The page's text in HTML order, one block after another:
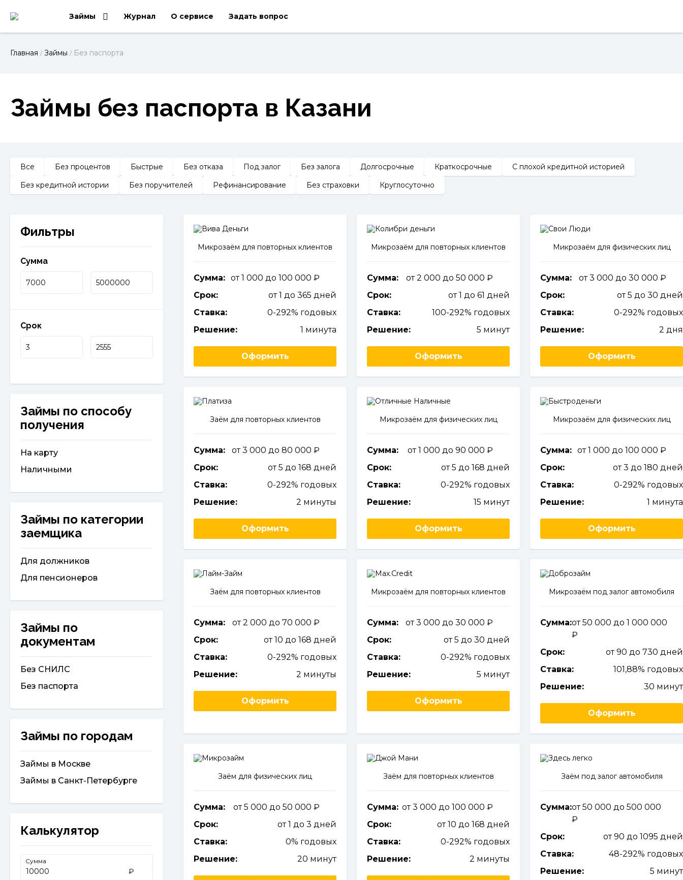
Займы Журнал О сервисе Задать вопрос
Главная / Займы / Без паспорта
Займы без паспорта в Казани
Все Без процентов Быстрые Без отказа Под залог Без залога Долгосрочные Краткосрочные
С плохой кредитной историей
Без кредитной истории
Без поручителей Рефинансирование Без страховки Круглосуточно
Фильтры
Сумма
Срок
Займы по способу
получения
На карту
Наличными
Займы по категории
заемщика
Для должников
Для пенсионеров
Займы по
документам
Без СНИЛС
Без паспорта
Займы по городам
Займы в Москве
Займы в Санкт-Петербурге
Калькулятор
Сумма
₽
Микрозаём для повторных клиентов
Сумма: от 1 000 до 100 000
Срок:
от 1 до 365 дней
Ставка:
0-292% годовых
Решение:
1 минута
Оформить
Микрозаём для повторных клиентов
Сумма:
от 2 000 до 50 000
Срок:
от 1 до 61 дней
Ставка:
100-292% годовых
Решение:
5 минут
Оформить
Микрозаём для физических лиц
Сумма:
от 3 000 до 30 000
Срок:
от 5 до 30 дней
Ставка:
0-292% годовых
Решение:
2 дня
Оформить
Заём для повторных клиентов
Сумма:
от 3 000 до 80 000
Срок:
от 5 до 168 дней
Ставка:
0-292% годовых
Решение:
2 минуты
Оформить
Микрозаём для физических лиц
Сумма:
от 1 000 до 90 000
Срок:
от 5 до 168 дней
Ставка:
0-292% годовых
Решение:
15 минут
Оформить
Микрозаём для физических лиц
Сумма: от 1 000 до 100 000
Срок:
от 3 до 180 дней
Ставка:
0-292% годовых
Решение:
1 минута
Оформить
Заём для повторных клиентов
Сумма:
от 2 000 до 70 000
Срок:
от 10 до 168 дней
Ставка:
0-292% годовых
Решение:
2 минуты
Оформить
Микрозаём для повторных клиентов
Сумма:
от 3 000 до 30 000
Срок:
от 5 до 30 дней
Ставка:
0-292% годовых
Решение:
5 минут
Оформить
Микрозаём под залог автомобиля
Сумма:от 50 000 до 1 000 000
Срок:
от 90 до 730 дней
Ставка:
101,88% годовых
Решение:
30 минут
Оформить
Заём для физических лиц
Сумма:
от 5 000 до 50 000
Срок:
от 1 до 3 дней
Ставка:
0% годовых
Решение:
20 минут
Заём для повторных клиентов
Сумма: от 3 000 до 100 000
Срок:
от 10 до 168 дней
Ставка:
0-292% годовых
Решение:
2 минуты
Заём под залог автомобиля
Сумма:от 50 000 до 500 000
Срок:
от 90 до 1095 дней
Ставка:
48-292% годовых
Решение:
5 минут